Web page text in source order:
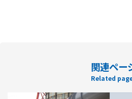
関連ペー
Related